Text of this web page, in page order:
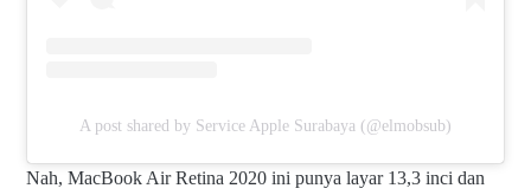
A post shared by Service Apple Surabaya (@elmobsub)
Nah, MacBook Air Retina 2020 ini punya layar 13,3 inci dan